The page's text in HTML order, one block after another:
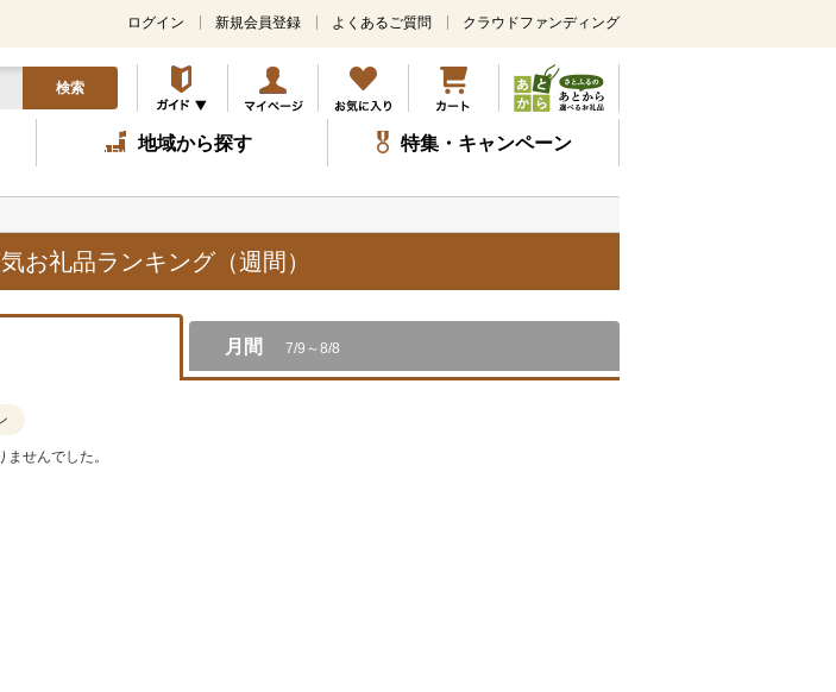
メ
ン
コ
ン
テ
ツ
ッ
プ
ログイン 新規会員登録 よくあるご質問 クラウドファンディング
検索
地域から探す 特集・キャンペーン
お礼品ランキング（週間）
月間 7/9～8/8
せんでした。